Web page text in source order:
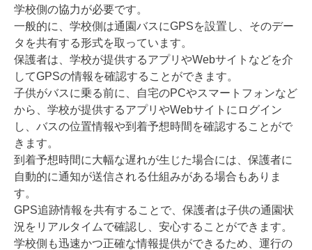
学校側の協力が必要です。
一般的に、学校側は通園バスにGPSを設置し、そのデー
タを共有する形式を取っています。
保護者は、学校が提供するアプリやWebサイトなどを介
してGPSの情報を確認することができます。
子供がバスに乗る前に、自宅のPCやスマートフォンなど
から、学校が提供するアプリやWebサイトにログイン
し、バスの位置情報や到着予想時間を確認することがで
きます。
到着予想時間に大幅な遅れが生じた場合には、保護者に
自動的に通知が送信される仕組みがある場合もありま
す。
GPS追跡情報を共有することで、保護者は子供の通園状
況をリアルタイムで確認し、安心することができます。
学校側も迅速かつ正確な情報提供ができるため、運行の